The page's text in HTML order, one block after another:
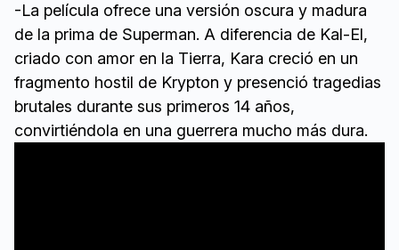
-La película ofrece una versión oscura y madura
de la prima de Superman. A diferencia de Kal-El,
criado con amor en la Tierra, Kara creció en un
fragmento hostil de Krypton y presenció tragedias
brutales durante sus primeros 14 años,
convirtiéndola en una guerrera mucho más dura.